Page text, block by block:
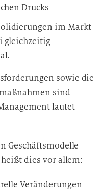
Drucks
im Markt
gleichzeitig
sowie die
sind
lautet
Geschäftsmodelle
dies vor allem:
Veränderungen